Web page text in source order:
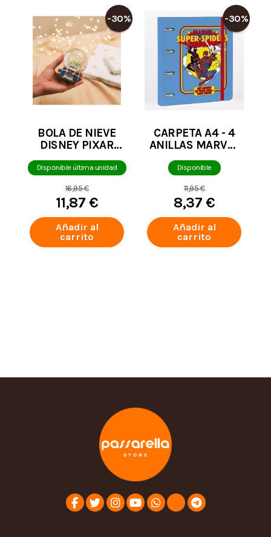
-30%
BOLA DE NIEVE
DISNEY PIXAR
REMIX BUZZ
Disponible última unidad
16,95 €
11,87 €
Añadir al
carrito
-30%
CARPETA A4 - 4
ANILLAS MARVEL
Disponible
11,95 €
8,37 €
Añadir al
carrito